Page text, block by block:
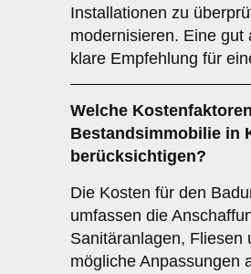
Installationen zu
modernisieren. Eine
klare Empfehlung für
Welche
Bestandsimmobilie in
berücksichtigen?
Die Kosten für den
umfassen die
Sanitäranlagen, Fliesen
mögliche Anpassungen